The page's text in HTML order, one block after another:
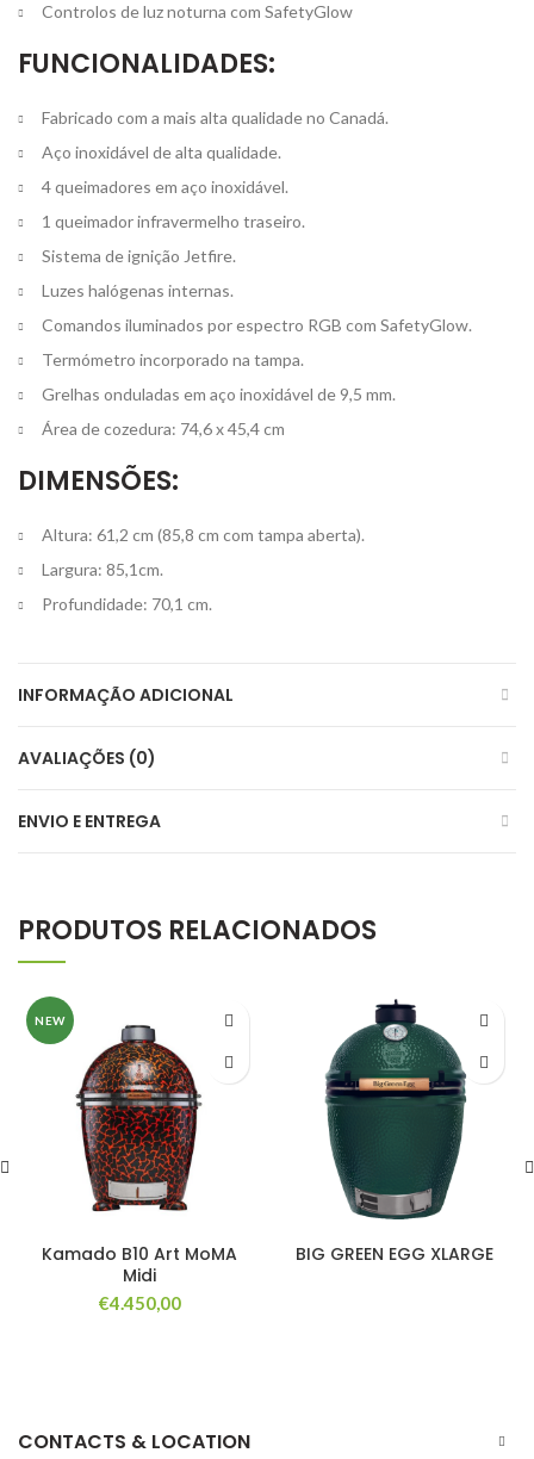
Controlos de luz noturna com SafetyGlow
FUNCIONALIDADES:
Fabricado com a mais alta qualidade no Canadá.
Aço inoxidável de alta qualidade.
4 queimadores em aço inoxidável.
1 queimador infravermelho traseiro.
Sistema de ignição Jetfire.
Luzes halógenas internas.
Comandos iluminados por espectro RGB com SafetyGlow.
Termómetro incorporado na tampa.
Grelhas onduladas em aço inoxidável de 9,5 mm.
Área de cozedura: 74,6 x 45,4 cm
DIMENSÕES:
Altura: 61,2 cm (85,8 cm com tampa aberta).
Largura: 85,1cm.
Profundidade: 70,1 cm.
INFORMAÇÃO ADICIONAL
AVALIAÇÕES (0)
ENVIO E ENTREGA
PRODUTOS RELACIONADOS
NEW
Kamado B10 Art MoMA
Midi
€4.450,00
BIG GREEN EGG XLARGE
CONTACTS & LOCATION